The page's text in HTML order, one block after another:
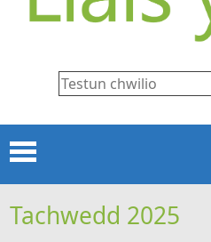
Chwilio
CARTREF
Tachwedd 2025